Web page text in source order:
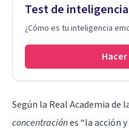
Test de
¿Cómo es tu inteligencia
Según la Real Academia de
concentraciónes “la acción